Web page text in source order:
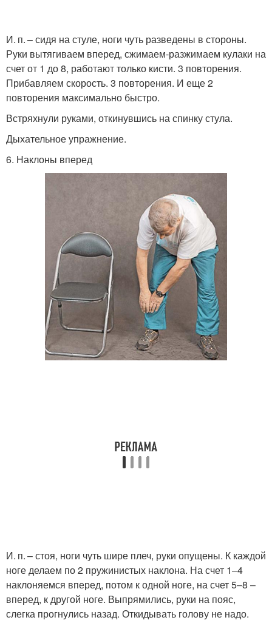
И. п. – сидя на стуле, ноги чуть разведены в стороны.
Руки вытягиваем вперед, сжимаем-разжимаем кулаки на
счет от 1 до 8, работают только кисти. 3 повторения.
Прибавляем скорость. 3 повторения. И еще 2
повторения максимально быстро.
Встряхнули руками, откинувшись на спинку стула.
Дыхательное упражнение.
6. Наклоны вперед
И. п. – стоя, ноги чуть шире плеч, руки опущены. К каждой
ноге делаем по 2 пружинистых наклона. На счет 1–4
наклоняемся вперед, потом к одной ноге, на счет 5–8 –
вперед, к другой ноге. Выпрямились, руки на пояс,
слегка прогнулись назад. Откидывать голову не надо.